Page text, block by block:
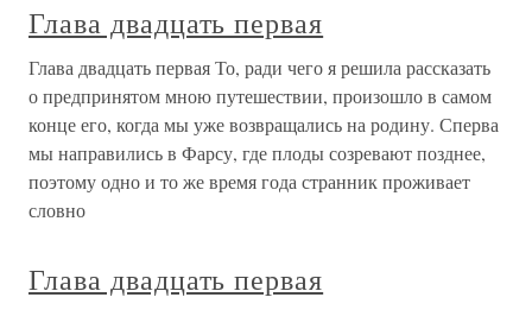
Глава двадцать первая
Глава двадцать первая То, ради чего я решила рассказать
о предпринятом мною путешествии, произошло в самом
конце его, когда мы уже возвращались на родину. Сперва
мы направились в Фарсу, где плоды созревают позднее,
поэтому одно и то же время года странник проживает
словно
Глава двадцать первая